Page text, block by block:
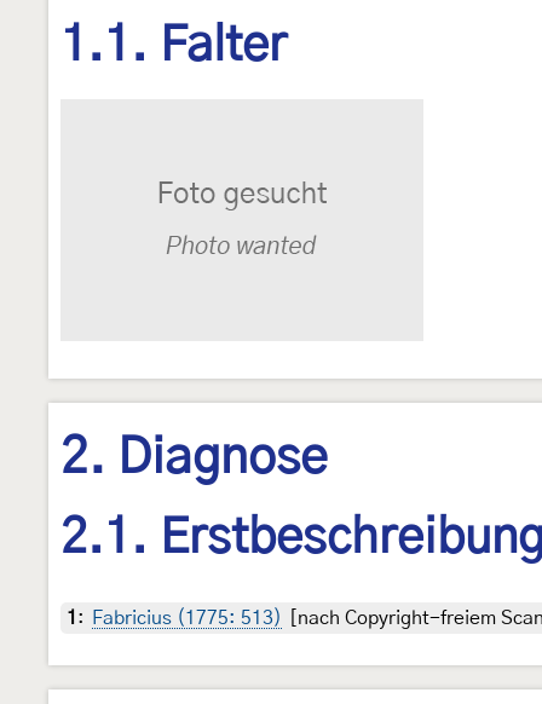
1.1. Falter
2. Diagnose
2.1.
1 : Fabricius (1775: 513) [nach Copyright-freiem